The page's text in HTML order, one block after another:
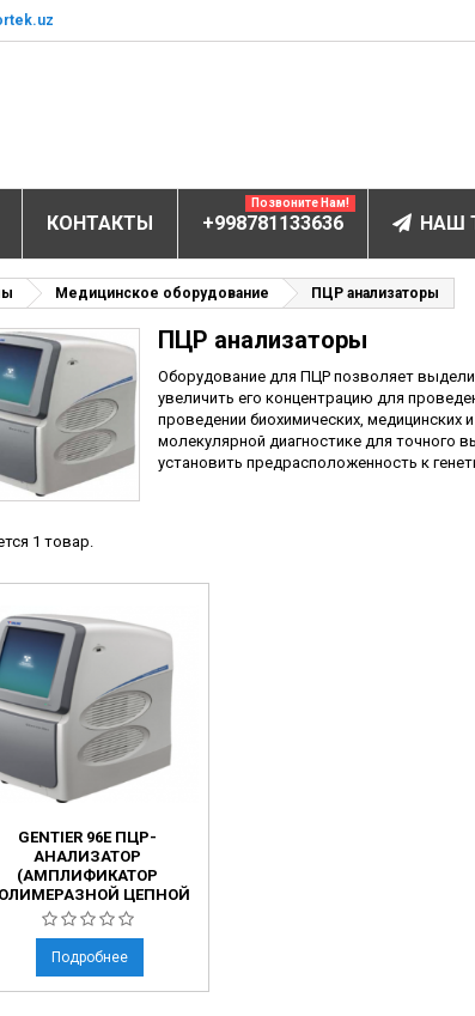
ОБОРУДОВАНИЕ
газов и электролитов
иммунофлюоресцентный
иммунохемилюминесцентные (ИХЛА)
мочи
анализаторы
анализаторы
для новорожденных
и вошеры
и инфузионные
оборудование и маммографы
кровати
КОНТАКТЫ +998781133636
Позвоните Нам!
НАШ
Медицинское оборудование ПЦР анализаторы
ПЦР анализаторы
Оборудование для ПЦР позволяет
увеличить его концентрацию для
проведении биохимических, медицинских
молекулярной диагностике для точного
установить предрасположенность к
1 товар.
GENTIER 96E ПЦР-
АНАЛИЗАТОР
(АМПЛИФИКАТОР
ЦЕПНОЙ
РЕАКЦИИ) В РЕАЛЬНОМ
ВРЕМЕНИ
Подробнее